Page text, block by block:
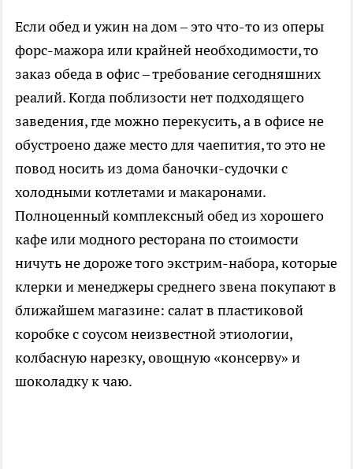
Если обед и ужин на дом – это что-то из оперы
форс-мажора или крайней необходимости, то
заказ обеда в офис – требование сегодняшних
реалий. Когда поблизости нет подходящего
заведения, где можно перекусить, а в офисе не
обустроено даже место для чаепития, то это не
повод носить из дома баночки-судочки с
холодными котлетами и макаронами.
Полноценный комплексный обед из хорошего
кафе или модного ресторана по стоимости
ничуть не дороже того экстрим-набора, которые
клерки и менеджеры среднего звена покупают в
ближайшем магазине: салат в пластиковой
коробке с соусом неизвестной этиологии,
колбасную нарезку, овощную «консерву» и
шоколадку к чаю.